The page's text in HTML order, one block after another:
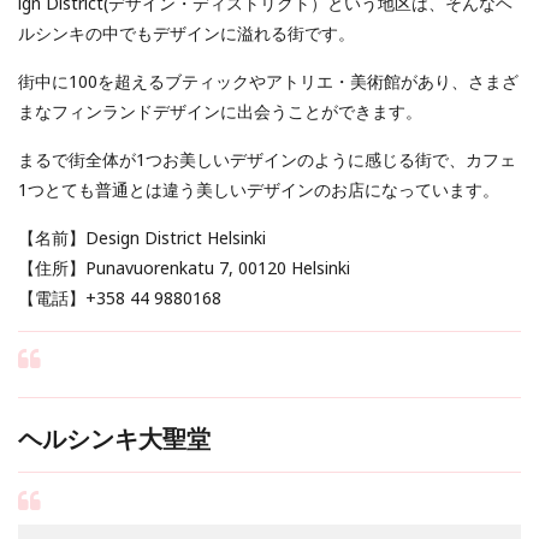
ルシンキの中でもデザインに溢れる街です。
街中に100を超えるブティックやアトリエ・美術館があり、さまざ
まなフィンランドデザインに出会うことができます。
まるで街全体が1つお美しいデザインのように感じる街で、カフェ
1つとても普通とは違う美しいデザインのお店になっています。
【名前】Design District Helsinki
【住所】Punavuorenkatu 7, 00120 Helsinki
【電話】+358 44 9880168
ヘルシンキ大聖堂